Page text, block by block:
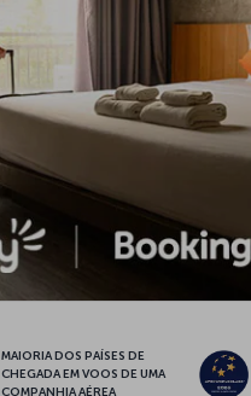
MAIORIA DOS PAÍSES DE
CHEGADA EM VOOS DE UMA
COMPANHIA AÉREA